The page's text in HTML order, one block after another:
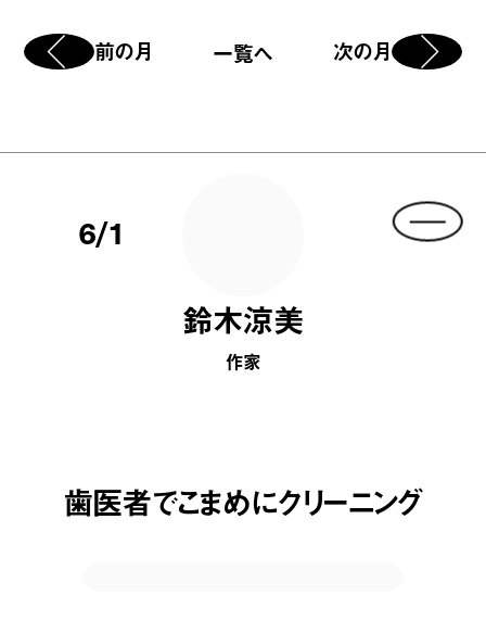
前の月 一覧へ 次の月
6/1
鈴木涼美
作家
歯医者でこまめにクリーニング